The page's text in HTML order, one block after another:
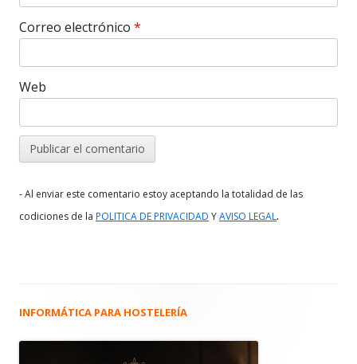
Correo electrónico *
Web
- Al enviar este comentario estoy aceptando la totalidad de las
codiciones de la POLITICA DE PRIVACIDAD YAVISO LEGAL.
Barra
INFORMÁTICA PARA HOSTELERÍA